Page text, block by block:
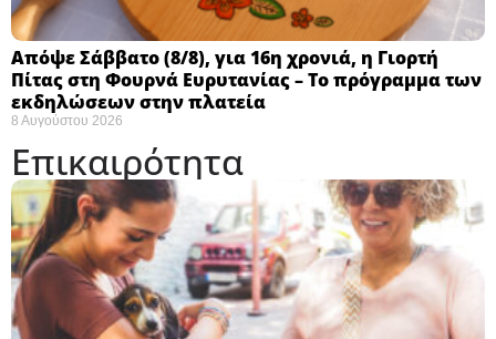
Απόψε Σάββατο (8/8), για 16η χρονιά, η Γιορτή
Πίτας στη Φουρνά Ευρυτανίας – Το πρόγραμμα των
εκδηλώσεων στην πλατεία
8 Αυγούστου 2026
Επικαιρότητα